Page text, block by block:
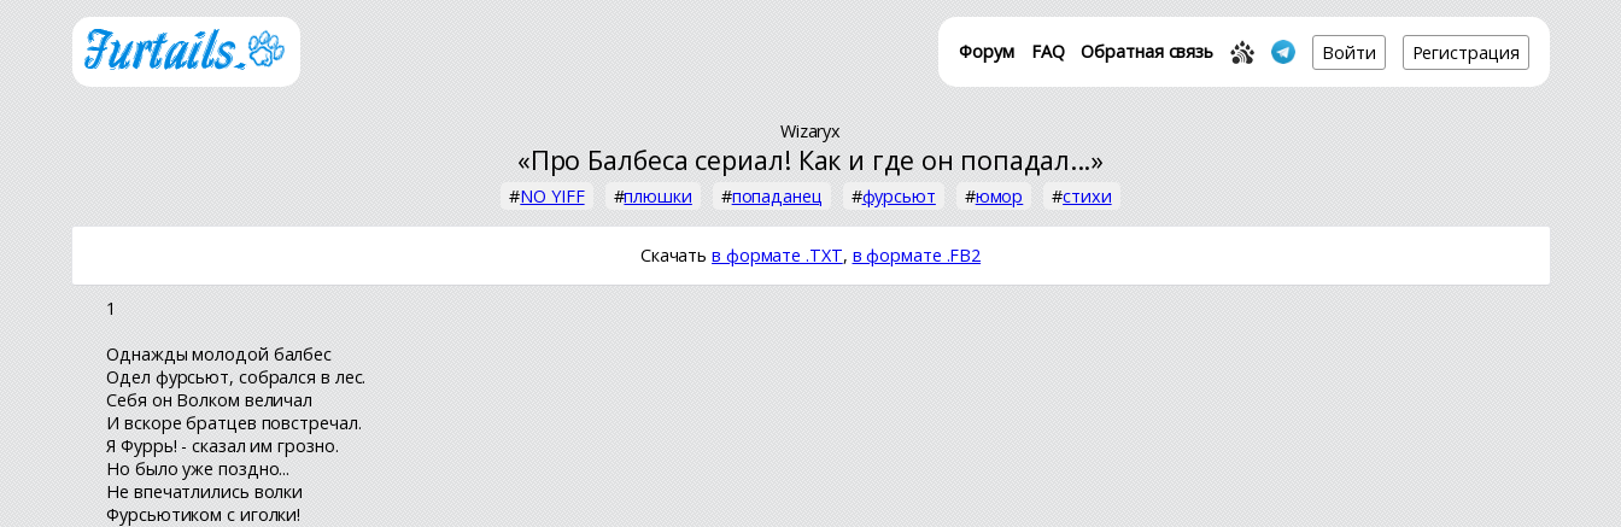
Форум FAQ Обратная связь Войти Регистрация
Wizaryx
«Про Балбеса сериал! Как и где он попадал...»
#NO YIFF #плюшки #попаданец #фурсьют #юмор #стихи
Скачатьв формате .TXT, в формате .FB2
1
Однажды молодой балбес
Одел фурсьют, собрался в лес.
Себя он Волком величал
И вскоре братцев повстречал.
Я Фуррь! - сказал им грозно.
Но было уже поздно...
Не впечатлились волки
Фурсьютиком с иголки!